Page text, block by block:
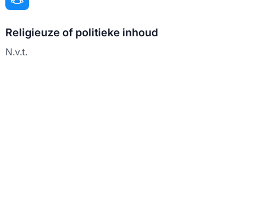
Religieuze of politieke inhoud
N.v.t.